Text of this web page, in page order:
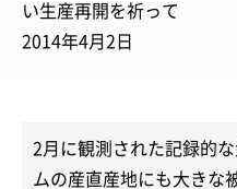
い生産再開を祈って
2014年4月2日
2月に観測された記録的
ムの産直産地にも大きな